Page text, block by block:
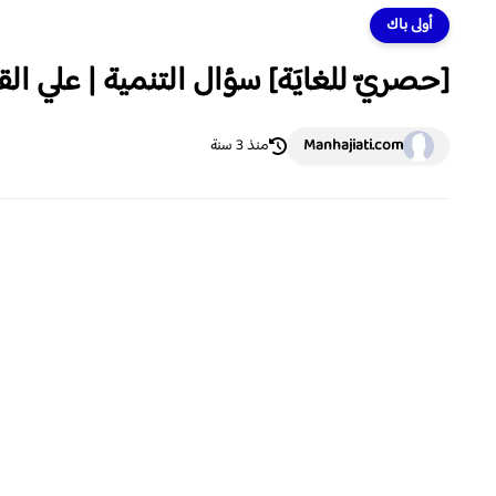
أولى باك
[حصريّ للغايَة] سؤال التنمية | علي
Manhajiati.com منذ 3 سنة